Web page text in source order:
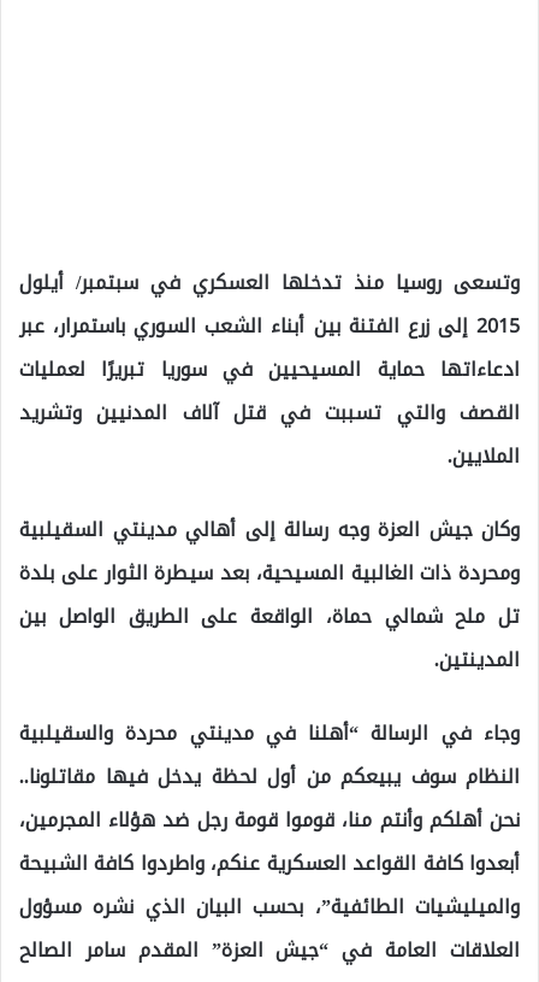
وتسعى روسيا منذ تدخلها العسكري في سبتمبر/ أيلول
2015 إلى زرع الفتنة بين أبناء الشعب السوري باستمرار، عبر
ادعاءاتها حماية المسيحيين في سوريا تبريرًا لعمليات
القصف والتي تسببت في قتل آلاف المدنيين وتشريد
الملايين.
وكان جيش العزة وجه رسالة إلى أهالي مدينتي السقيلبية
ومحردة ذات الغالبية المسيحية، بعد سيطرة الثوار على بلدة
تل ملح شمالي حماة، الواقعة على الطريق الواصل بين
المدينتين.
وجاء في الرسالة “أهلنا في مدينتي محردة والسقيلبية
النظام سوف يبيعكم من أول لحظة يدخل فيها مقاتلونا..
نحن أهلكم وأنتم منا، قوموا قومة رجل ضد هؤلاء المجرمين،
أبعدوا كافة القواعد العسكرية عنكم، واطردوا كافة الشبيحة
والميليشيات الطائفية”، بحسب البيان الذي نشره مسؤول
العلاقات العامة في “جيش العزة” المقدم سامر الصالح